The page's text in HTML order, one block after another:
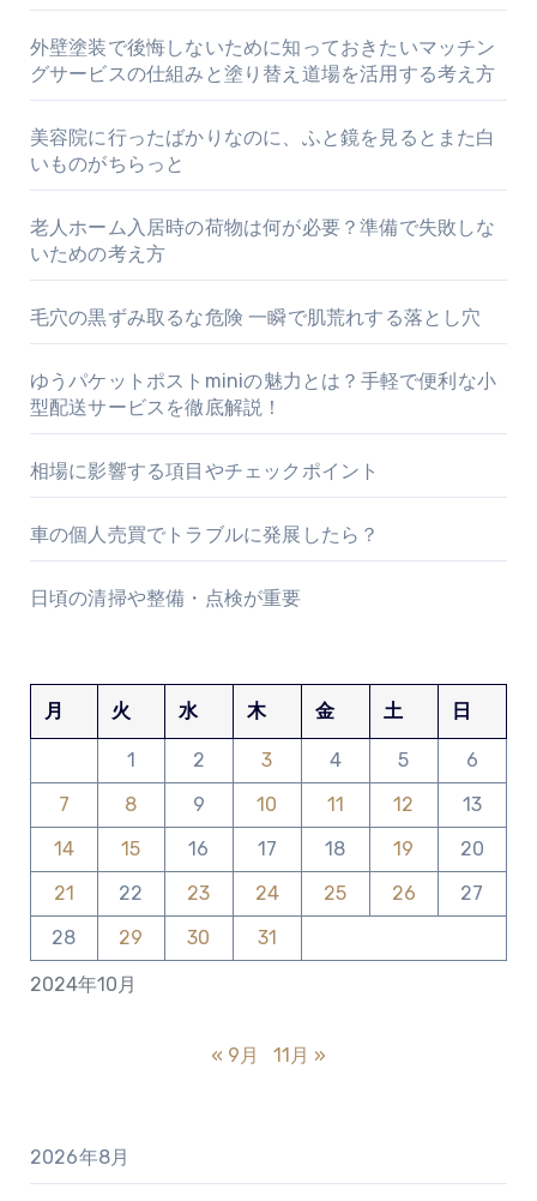
外壁塗装で後悔しないために知っておきたいマッチン
グサービスの仕組みと塗り替え道場を活用する考え方
美容院に行ったばかりなのに、ふと鏡を見るとまた白
いものがちらっと
老人ホーム入居時の荷物は何が必要？準備で失敗しな
いための考え方
毛穴の黒ずみ取るな危険 一瞬で肌荒れする落とし穴
ゆうパケットポストminiの魅力とは？手軽で便利な小
型配送サービスを徹底解説！
相場に影響する項目やチェックポイント
車の個人売買でトラブルに発展したら？
日頃の清掃や整備・点検が重要
2024年10月
月 火 水 木 金 土 日
1 2 3 4 5
6
7
8 9 10 11 12
13
14
15 16 17 18 19
20
21
22 23 24 25 26
27
28
29 30 31
« 9月 11月 »
2026年8月